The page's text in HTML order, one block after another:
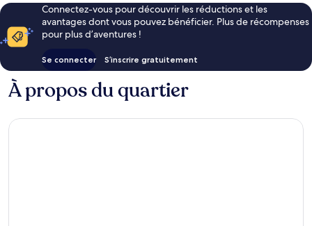
Connectez-vous pour découvrir les réductions et les
avantages dont vous pouvez bénéficier. Plus de récompenses
pour plus d’aventures !
Se connecter S’inscrire gratuitement
À propos du quartier